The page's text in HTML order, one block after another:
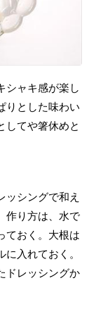
シャキ感が楽し
りとした味わい
してや箸休めと
ッシングで和え
作り方は、水で
ておく。大根は
入れておく。
ドレッシングか